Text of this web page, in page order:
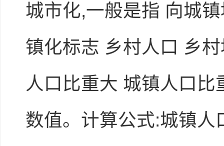
城市化,一般是指 向城
镇化标志 乡村人口 乡
人口比重大 城镇人口
数值。计算公式:城镇